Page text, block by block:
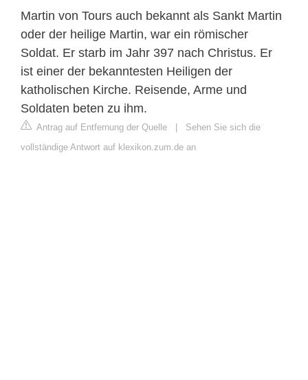
Martin von Tours auch bekannt als Sankt Martin
oder der heilige Martin, war ein römischer
Soldat. Er starb im Jahr 397 nach Christus. Er
ist einer der bekanntesten Heiligen der
katholischen Kirche. Reisende, Arme und
Soldaten beten zu ihm.
Antrag auf Entfernung der Quelle | Sehen Sie sich die
vollständige Antwort auf klexikon.zum.de an